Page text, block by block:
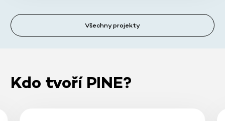
Všechny projekty
Kdo tvoří PINE?